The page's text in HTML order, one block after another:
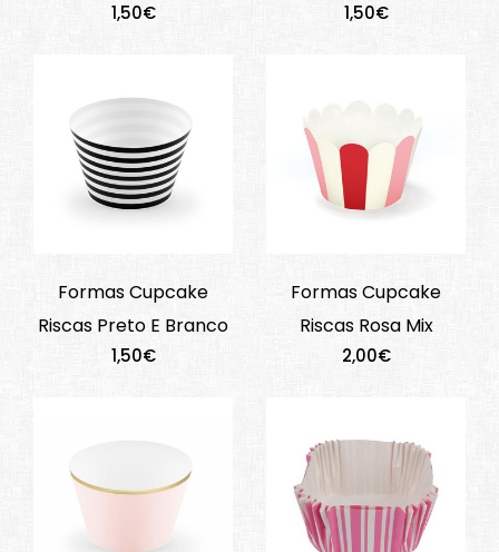
1,50€ 1,50€
Formas Cupcake
Riscas Preto E Branco
1,50€
Formas Cupcake
Riscas Rosa Mix
2,00€